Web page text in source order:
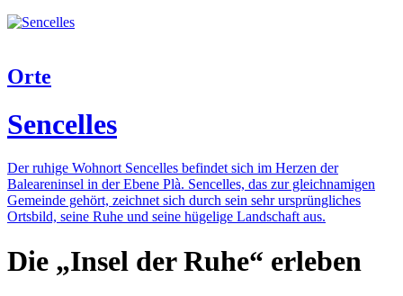
Orte
Sencelles
Der ruhige Wohnort Sencelles befindet sich im Herzen der
Baleareninsel in der Ebene Plà. Sencelles, das zur gleichnamigen
Gemeinde gehört, zeichnet sich durch sein sehr ursprüngliches
Ortsbild, seine Ruhe und seine hügelige Landschaft aus.
Die „Insel der Ruhe“ erleben